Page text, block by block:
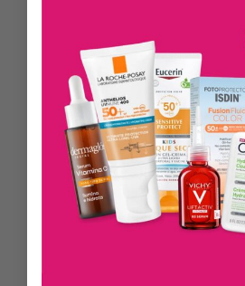
duradera. Un combo audaz y
quieren dejar huella.
Notas de salida: laurel, nuez moscada.
Notas de corazón: piña, hojas verdes.
Notas de fondo: ámbar, pachulí, cedro
Modo de Uso.
Cuando apliques la fragancia, hazlo
una distancia aproximada de 10 cm
forma, el aroma se distribuirá mejor
esta forma el olor perdurará más